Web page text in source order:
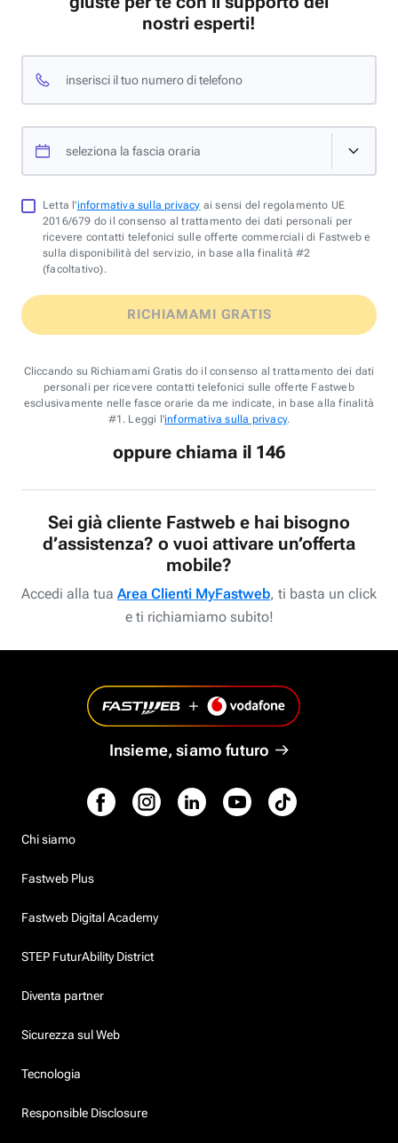
nostri esperti!
inserisci il tuo numero di telefono
seleziona la fascia oraria
Letta l'informativa sulla privacy ai sensi del regolamento UE
2016/679 do il consenso al trattamento dei dati personali per
ricevere contatti telefonici sulle offerte commerciali di Fastweb e
sulla disponibilità del servizio, in base alla finalità #2
(facoltativo).
RICHIAMAMI GRATIS
Cliccando su Richiamami Gratis do il consenso al trattamento dei dati
personali per ricevere contatti telefonici sulle offerte Fastweb
esclusivamente nelle fasce orarie da me indicate, in base alla finalità
#1. Leggi l'informativa sulla privacy.
oppure chiama il 146
Sei già cliente Fastweb e hai bisogno
d’assistenza? o vuoi attivare un’offerta
mobile?
Accedi alla tua Area Clienti MyFastweb, ti basta un click
e ti richiamiamo subito!
Insieme, siamo futuro
Chi siamo
Fastweb Plus
Fastweb Digital Academy
STEP FuturAbility District
Diventa partner
Sicurezza sul Web
Tecnologia
Responsible Disclosure